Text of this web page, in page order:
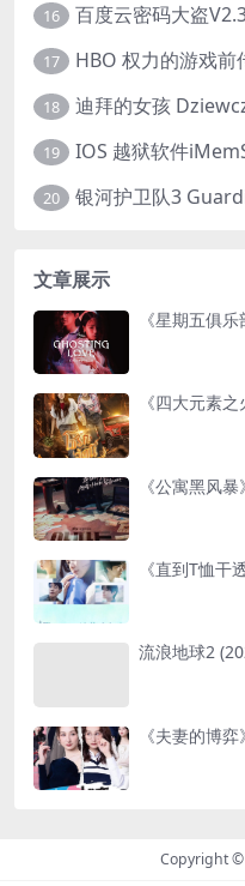
16 百度云密码大盗
17
18
19
20
文章展示
《星期五俱
《四大元素之
《公寓黑风
《直到T恤干
流浪地球2
《夫妻的博
Copyright ©